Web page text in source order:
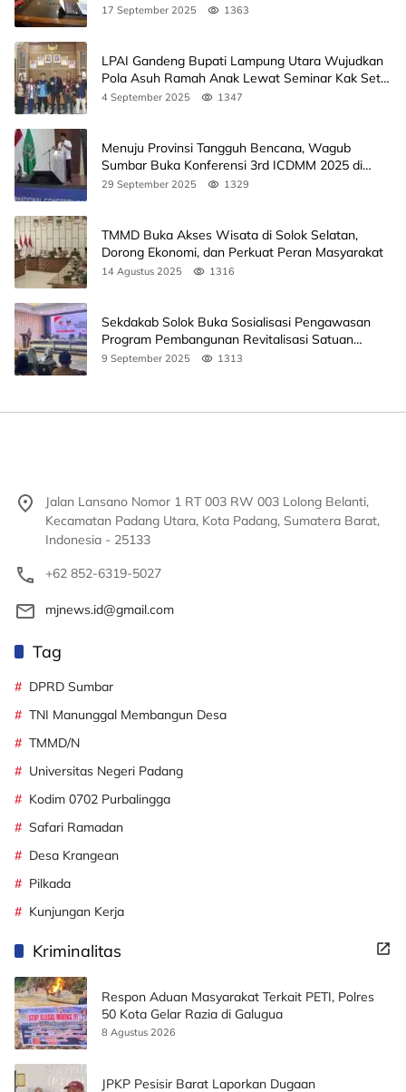
17 September 2025 1363
LPAI Gandeng Bupati Lampung Utara Wujudkan
Pola Asuh Ramah Anak Lewat Seminar Kak Seto,
Ini Jadwalnya
4 September 2025 1347
Menuju Provinsi Tangguh Bencana, Wagub
Sumbar Buka Konferensi 3rd ICDMM 2025 di
Unand
29 September 2025 1329
TMMD Buka Akses Wisata di Solok Selatan,
Dorong Ekonomi, dan Perkuat Peran Masyarakat
14 Agustus 2025 1316
Sekdakab Solok Buka Sosialisasi Pengawasan
Program Pembangunan Revitalisasi Satuan
Pendidikan
9 September 2025 1313
Jalan Lansano Nomor 1 RT 003 RW 003 Lolong Belanti,
Kecamatan Padang Utara, Kota Padang, Sumatera Barat,
Indonesia - 25133
+62 852-6319-5027
mjnews.id@gmail.com
Tag
DPRD Sumbar
TNI Manunggal Membangun Desa
TMMD/N
Universitas Negeri Padang
Kodim 0702 Purbalingga
Safari Ramadan
Desa Krangean
Pilkada
Kunjungan Kerja
Kriminalitas
Respon Aduan Masyarakat Terkait PETI, Polres
50 Kota Gelar Razia di Galugua
8 Agustus 2026
JPKP Pesisir Barat Laporkan Dugaan